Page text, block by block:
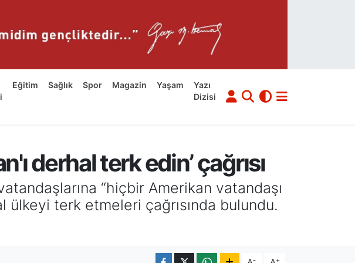
Eğitim Sağlık Spor Magazin Yaşam
Yazı
Dizisi
derhal terk edin’ çağrısı
“hiçbir Amerikan vatandaşı
terk etmeleri çağrısında bulundu.
- +